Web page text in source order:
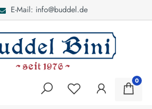
E-Mail: info@buddel.de
0